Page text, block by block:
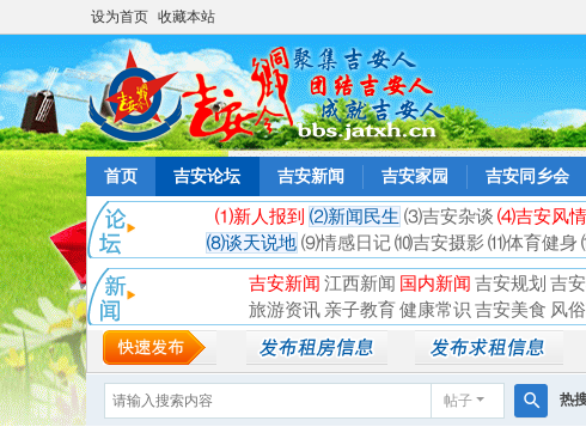
设为首页 收藏本站
首页 吉安论坛 吉安新闻 吉安家园 吉安同乡会
⑴新人报到 ⑵新闻民生 ⑶吉安杂谈 ⑷吉安风情
⑻谈天说地 ⑼情感日记 ⑽吉安摄影 ⑾体育健身
吉安新闻 江西新闻 国内新闻 吉安规划 吉
旅游资讯 亲子教育 健康常识 吉安美食 风
帖子 热